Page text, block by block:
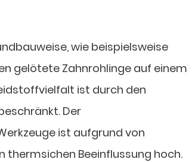
wie beispielsweise
gelötete Zahnrohlinge auf einem
ist durch den
Der
ist aufgrund von
thermsichen Beeinflussung hoch.